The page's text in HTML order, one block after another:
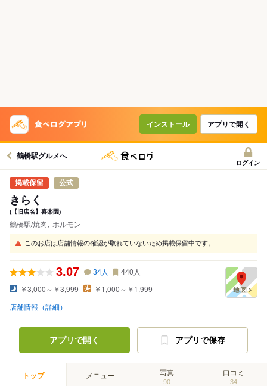
インストール アプリで開く
鶴橋駅グルメへ
ログイン
公式
きらく
(【旧店名】喜楽園)
鶴橋駅/焼肉､ ホルモン
このお店は店舗情報の確認が取れていないため掲載保留中です。
3.07 34人 440人
￥3,000～￥3,999 ￥1,000～￥1,999
店舗情報（詳細）
アプリで開く アプリで保存
トップ メニュー 写真
90
口コミ
34